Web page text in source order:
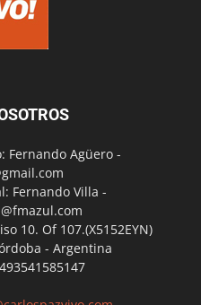
Fernando Agüero -
Fernando Villa -
10. Of 107.(X5152EYN)
- Argentina